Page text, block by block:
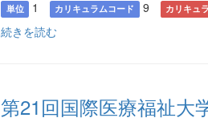
単位 1 カリキュラムコード 9 カリキュ
続きを読む
第21回国際医療福祉